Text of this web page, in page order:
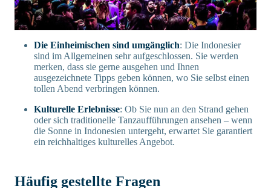
Die Einheimischen sind umgänglich: Die Indonesier
sind im Allgemeinen sehr aufgeschlossen. Sie werden
merken, dass sie gerne ausgehen und Ihnen
ausgezeichnete Tipps geben können, wo Sie selbst einen
tollen Abend verbringen können.
Kulturelle Erlebnisse: Ob Sie nun an den Strand gehen
oder sich traditionelle Tanzaufführungen ansehen – wenn
die Sonne in Indonesien untergeht, erwartet Sie garantiert
ein reichhaltiges kulturelles Angebot.
Häufig gestellte Fragen